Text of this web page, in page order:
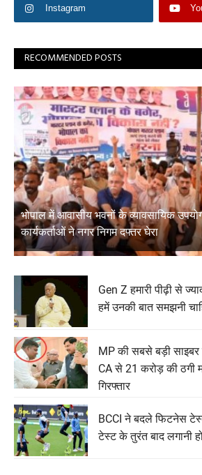
Instagram
RECOMMENDED POSTS
भोपाल में आवासीय भवनों के व्यावसायिक
कार्यकर्ताओं ने नगर निगम दफ्तर घेरा
Gen Z हमारी पीढ़ी से
हमें उनकी बात समझनी
MP की सबसे बड़ी
CA से 21 करोड़ की ठगी
गिरफ्तार
BCCI ने बदले फिटनेस
टेस्ट के तुरंत बाद लगानी